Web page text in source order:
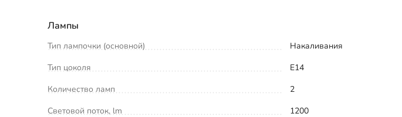
Лампы
Тип лампочки (основной)
Накаливания
Тип цоколя
E14
Количество ламп
2
Световой поток, lm
1200